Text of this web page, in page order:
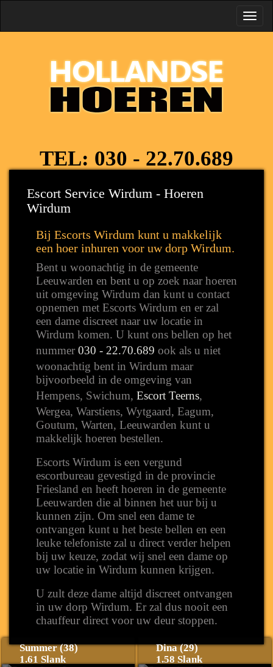
TEL: 030 - 22.70.689
Escort Service Wirdum - Hoeren
Wirdum
Bij Escorts Wirdum kunt u makkelijk
een hoer inhuren voor uw dorp Wirdum.
Bent u woonachtig in de gemeente
Leeuwarden en bent u op zoek naar hoeren
uit omgeving Wirdum dan kunt u contact
opnemen met Escorts Wirdum en er zal
een dame discreet naar uw locatie in
Wirdum komen. U kunt ons bellen op het
nummer 030 - 22.70.689 ook als u niet
woonachtig bent in Wirdum maar
bijvoorbeeld in de omgeving van
Hempens, Swichum, Escort Teerns,
Wergea, Warstiens, Wytgaard, Eagum,
Goutum, Warten, Leeuwarden kunt u
makkelijk hoeren bestellen.
Escorts Wirdum is een vergund
escortbureau gevestigd in de provincie
Friesland en heeft hoeren in de gemeente
Leeuwarden die al binnen het uur bij u
kunnen zijn. Om snel een dame te
ontvangen kunt u het beste bellen en een
leuke telefoniste zal u direct verder helpen
bij uw keuze, zodat wij snel een dame op
uw locatie in Wirdum kunnen krijgen.
U zult deze dame altijd discreet ontvangen
in uw dorp Wirdum. Er zal dus nooit een
chauffeur direct voor uw deur stoppen.
Summer (38)
1.61 Slank
Dina (29)
1.58 Slank